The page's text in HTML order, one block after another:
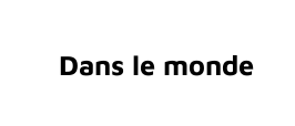
Dans le monde